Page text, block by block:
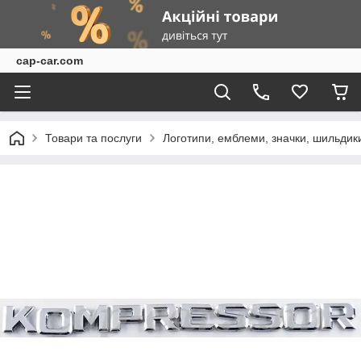
cap-car.com
Товари та послуги Логотипи, емблеми, значки,